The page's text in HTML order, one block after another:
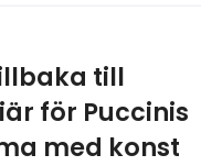
till
för Puccinis
med konst